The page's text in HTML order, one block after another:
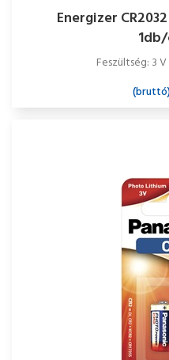
Energizer
Feszültség: 3